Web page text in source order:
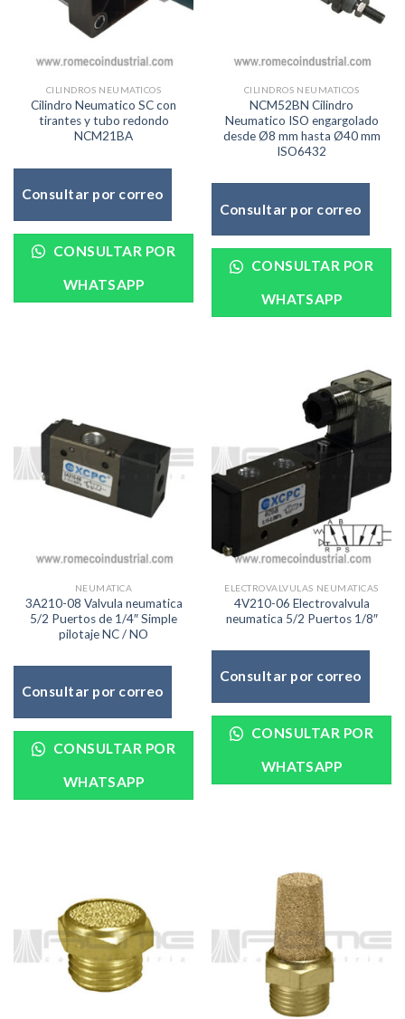
CILINDROS NEUMATICOS
Cilindro Neumatico SC con
tirantes y tubo redondo
NCM21BA
Consultar por correo
CONSULTAR POR
WHATSAPP
CILINDROS NEUMATICOS
NCM52BN Cilindro
Neumatico ISO engargolado
desde Ø8 mm hasta Ø40 mm
ISO6432
Consultar por correo
CONSULTAR POR
WHATSAPP
NEUMATICA
3A210-08 Valvula neumatica
5/2 Puertos de 1/4″ Simple
pilotaje NC / NO
Consultar por correo
CONSULTAR POR
WHATSAPP
ELECTROVALVULAS NEUMATICAS
4V210-06 Electrovalvula
neumatica 5/2 Puertos 1/8″
Consultar por correo
CONSULTAR POR
WHATSAPP